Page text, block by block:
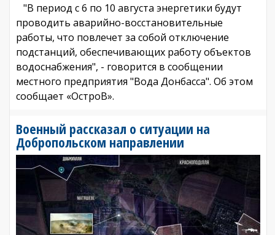
"В период с 6 по 10 августа энергетики будут
проводить аварийно-восстановительные
работы, что повлечет за собой отключение
подстанций, обеспечивающих работу объектов
водоснабжения", - говорится в сообщении
местного предприятия "Вода Донбасса". Об этом
сообщает «ОстроВ».
Военный рассказал о ситуации на
Добропольском направлении